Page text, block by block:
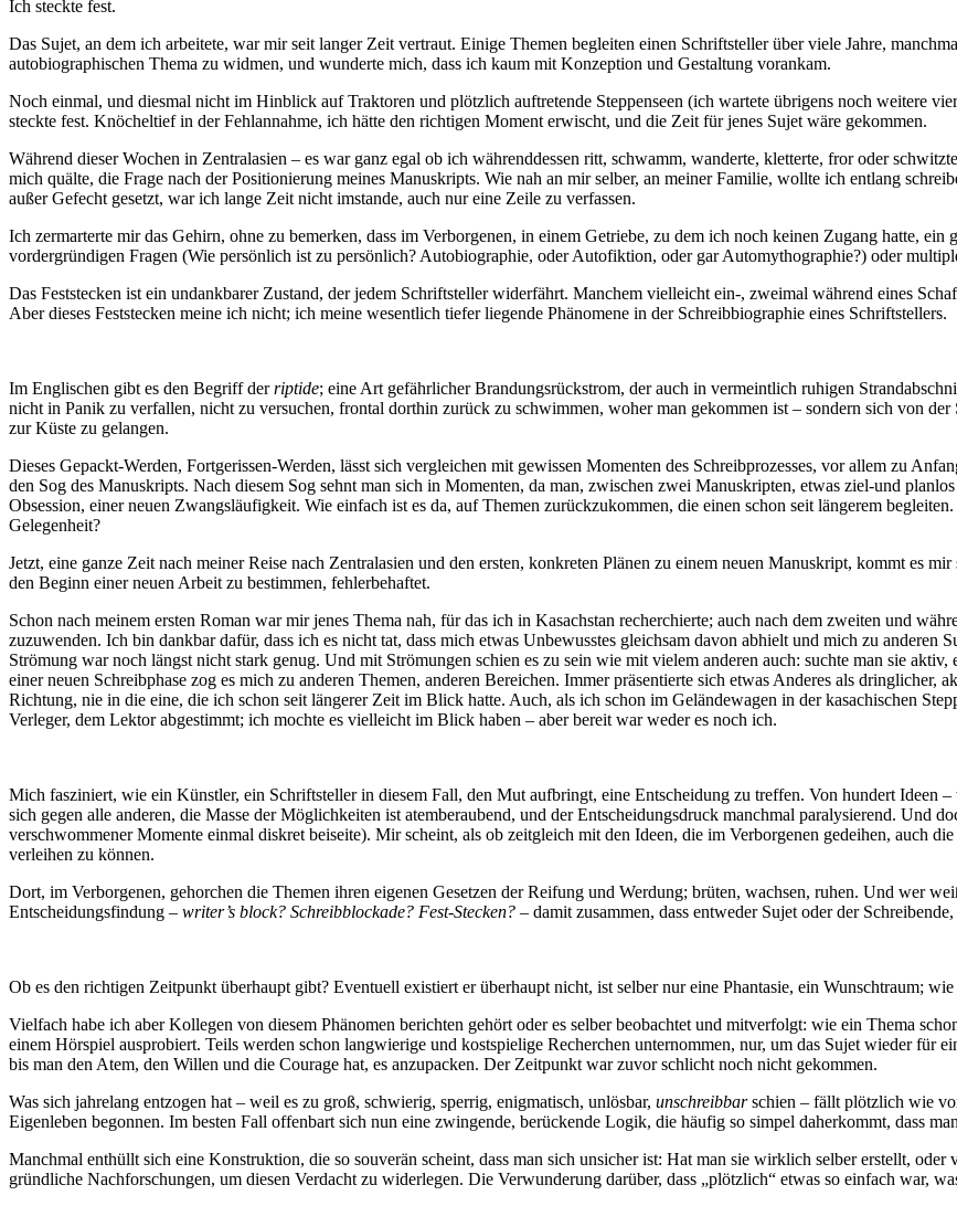
Ich steckte fest.
Das Sujet, an dem ich arbeitete, war mir seit langer Zeit vertraut. Einige Themen begleiten einen Schriftsteller über viele Jahre,
autobiographischen Thema zu widmen, und wunderte mich, dass ich kaum mit Konzeption und Gestaltung vorankam.
Noch einmal, und diesmal nicht im Hinblick auf Traktoren und plötzlich auftretende Steppenseen (ich wartete übrigens noch weitere
steckte fest. Knöcheltief in der Fehlannahme, ich hätte den richtigen Moment erwischt, und die Zeit für jenes Sujet wäre gekommen.
Während dieser Wochen in Zentralasien – es war ganz egal ob ich währenddessen ritt, schwamm, wanderte, kletterte, fror oder
mich quälte, die Frage nach der Positionierung meines Manuskripts. Wie nah an mir selber, an meiner Familie, wollte ich entlang
außer Gefecht gesetzt, war ich lange Zeit nicht imstande, auch nur eine Zeile zu verfassen.
Ich zermarterte mir das Gehirn, ohne zu bemerken, dass im Verborgenen, in einem Getriebe, zu dem ich noch keinen Zugang hatte, ein
vordergründigen Fragen (Wie persönlich ist zu persönlich? Autobiographie, oder Autofiktion, oder gar Automythographie?) oder
Das Feststecken ist ein undankbarer Zustand, der jedem Schriftsteller widerfährt. Manchem vielleicht ein-, zweimal während eines
Aber dieses Feststecken meine ich nicht; ich meine wesentlich tiefer liegende Phänomene in der Schreibbiographie eines Schriftstellers.
Im Englischen gibt es den Begriff derriptide; eine Art gefährlicher Brandungsrückstrom, der auch in vermeintlich ruhigen
nicht in Panik zu verfallen, nicht zu versuchen, frontal dorthin zurück zu schwimmen, woher man gekommen ist – sondern sich von
zur Küste zu gelangen.
Dieses Gepackt-Werden, Fortgerissen-Werden, lässt sich vergleichen mit gewissen Momenten des Schreibprozesses, vor allem zu
den Sog des Manuskripts. Nach diesem Sog sehnt man sich in Momenten, da man, zwischen zwei Manuskripten, etwas ziel-und
Obsession, einer neuen Zwangsläufigkeit. Wie einfach ist es da, auf Themen zurückzukommen, die einen schon seit längerem
Gelegenheit?
Jetzt, eine ganze Zeit nach meiner Reise nach Zentralasien und den ersten, konkreten Plänen zu einem neuen Manuskript, kommt es
den Beginn einer neuen Arbeit zu bestimmen, fehlerbehaftet.
Schon nach meinem ersten Roman war mir jenes Thema nah, für das ich in Kasachstan recherchierte; auch nach dem zweiten und
zuzuwenden. Ich bin dankbar dafür, dass ich es nicht tat, dass mich etwas Unbewusstes gleichsam davon abhielt und mich zu anderen
Strömung war noch längst nicht stark genug. Und mit Strömungen schien es zu sein wie mit vielem anderen auch: suchte man sie
einer neuen Schreibphase zog es mich zu anderen Themen, anderen Bereichen. Immer präsentierte sich etwas Anderes als dringlicher,
Richtung, nie in die eine, die ich schon seit längerer Zeit im Blick hatte. Auch, als ich schon im Geländewagen in der kasachischen
Verleger, dem Lektor abgestimmt; ich mochte es vielleicht im Blick haben – aber bereit war weder es noch ich.
Mich fasziniert, wie ein Künstler, ein Schriftsteller in diesem Fall, den Mut aufbringt, eine Entscheidung zu treffen. Von hundert Ideen
sich gegen alle anderen, die Masse der Möglichkeiten ist atemberaubend, und der Entscheidungsdruck manchmal paralysierend. Und
verschwommener Momente einmal diskret beiseite). Mir scheint, als ob zeitgleich mit den Ideen, die im Verborgenen gedeihen, auch
verleihen zu können.
Dort, im Verborgenen, gehorchen die Themen ihren eigenen Gesetzen der Reifung und Werdung; brüten, wachsen, ruhen. Und wer
Entscheidungsfindung – writer’s block? Schreibblockade? Fest-Stecken? – damit zusammen, dass entweder Sujet oder der
Ob es den richtigen Zeitpunkt überhaupt gibt? Eventuell existiert er überhaupt nicht, ist selber nur eine Phantasie, ein Wunschtraum;
Vielfach habe ich aber Kollegen von diesem Phänomen berichten gehört oder es selber beobachtet und mitverfolgt: wie ein Thema
einem Hörspiel ausprobiert. Teils werden schon langwierige und kostspielige Recherchen unternommen, nur, um das Sujet wieder für
bis man den Atem, den Willen und die Courage hat, es anzupacken. Der Zeitpunkt war zuvor schlicht noch nicht gekommen.
Was sich jahrelang entzogen hat – weil es zu groß, schwierig, sperrig, enigmatisch, unlösbar, unschreibbarschien – fällt plötzlich wie
Eigenleben begonnen. Im besten Fall offenbart sich nun eine zwingende, berückende Logik, die häufig so simpel daherkommt, dass
Manchmal enthüllt sich eine Konstruktion, die so souverän scheint, dass man sich unsicher ist: Hat man sie wirklich selber erstellt,
gründliche Nachforschungen, um diesen Verdacht zu widerlegen. Die Verwunderung darüber, dass „plötzlich“ etwas so einfach war,